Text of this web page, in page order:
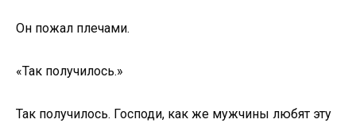
Он пожал плечами.
«Так получилось.»
Так получилось. Господи, как же мужчины любят эту